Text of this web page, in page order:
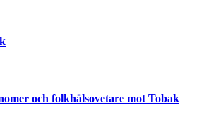
och folkhälsovetare mot Tobak